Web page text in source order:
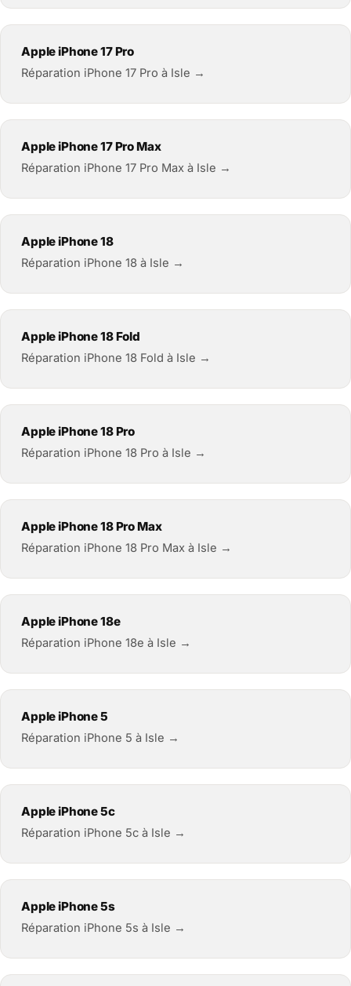
Apple iPhone 17 Pro
Réparation iPhone 17 Pro à Isle →
Apple iPhone 17 Pro Max
Réparation iPhone 17 Pro Max à Isle →
Apple iPhone 18
Réparation iPhone 18 à Isle →
Apple iPhone 18 Fold
Réparation iPhone 18 Fold à Isle →
Apple iPhone 18 Pro
Réparation iPhone 18 Pro à Isle →
Apple iPhone 18 Pro Max
Réparation iPhone 18 Pro Max à Isle →
Apple iPhone 18e
Réparation iPhone 18e à Isle →
Apple iPhone 5
Réparation iPhone 5 à Isle →
Apple iPhone 5c
Réparation iPhone 5c à Isle →
Apple iPhone 5s
Réparation iPhone 5s à Isle →